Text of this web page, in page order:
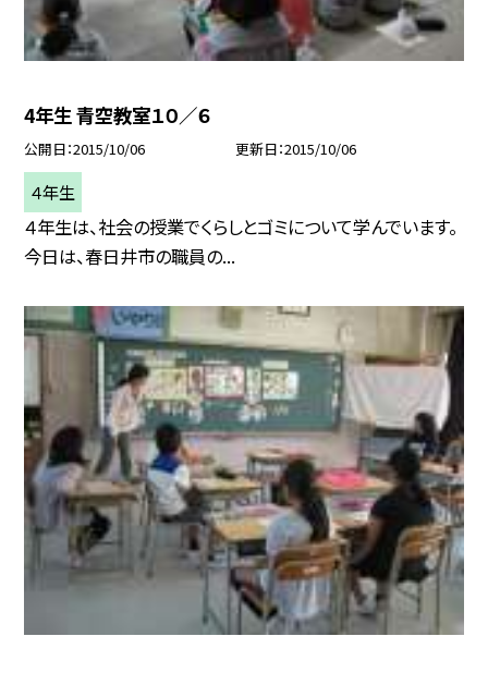
4年生 青空教室１０／６
公開日 2015/10/06 更新日 2015/10/06
４年生
４年生は、社会の授業でくらしとゴミについて学んでいます。
今日は、春日井市の職員の...